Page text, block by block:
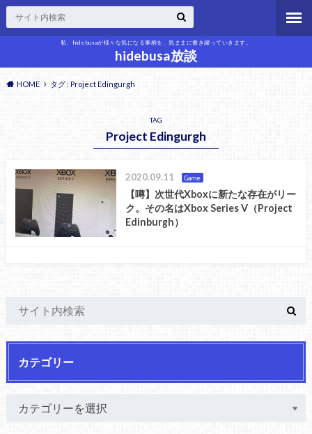
私、hidebusaが様々な気になる事柄を、気ままに書き綴っていきます。
hidebusa放談
HOME タグ : Project Edingurgh
TAG
Project Edingurgh
2020.09.11 Game
【噂】次世代Xboxに新たな存在がリー
ク。その名はXbox Series V（Project
Edinburgh）
カテゴリー